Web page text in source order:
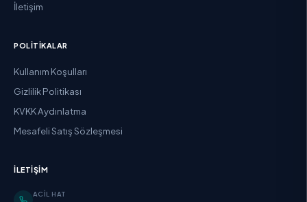
İletişim
POLITIKALAR
Kullanım Koşulları
Gizlilik Politikası
KVKK Aydınlatma
Mesafeli Satış Sözleşmesi
İLETIŞIM
ACIL HAT